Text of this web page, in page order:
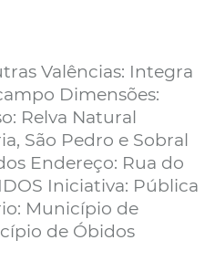
Valências: Integra
Dimensões:
Relva Natural
São Pedro e Sobral
Endereço: Rua do
Iniciativa: Pública
Município de
de Óbidos